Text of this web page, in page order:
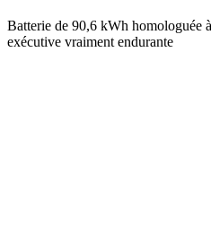
Batterie de 90,6 kWh homologuée
exécutive vraiment endurante